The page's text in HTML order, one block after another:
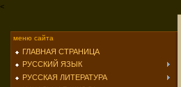
<
меню сайта
ГЛАВНАЯ СТРАНИЦА
РУССКИЙ ЯЗЫК
РУССКАЯ ЛИТЕРАТУРА